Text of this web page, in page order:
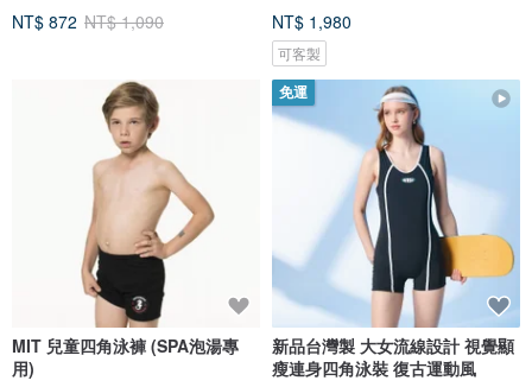
NT$ 872 NT$ 1,090
NT$ 1,980
可客製
MIT 兒童四角泳褲 (SPA泡湯專
用)
免運
新品台灣製 大女流線設計 視覺顯
瘦連身四角泳裝 復古運動風